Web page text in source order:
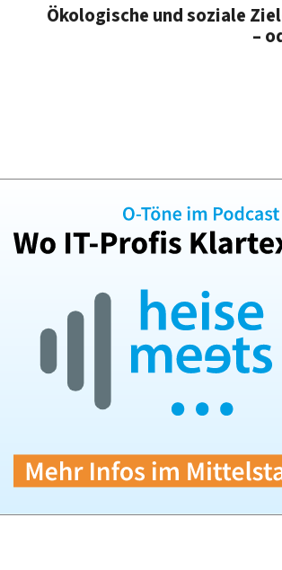
Ökologische und soziale
–